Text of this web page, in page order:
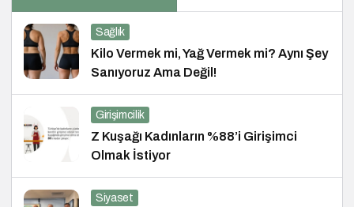
Sağlık
Kilo Vermek mi, Yağ Vermek mi? Aynı Şey
Sanıyoruz Ama Değil!
Girişimcilik
Z Kuşağı Kadınların %88’i Girişimci
Olmak İstiyor
Siyaset